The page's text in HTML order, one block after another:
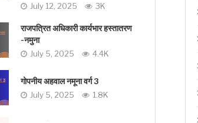
July 12, 2025 3K
राजपत्रित अधिकारी कार्यभार हस्तातरण
-नमुना
July 5, 2025 4.4K
गोपनीय अहवाल नमूना वर्ग 3
July 5, 2025 1.8K